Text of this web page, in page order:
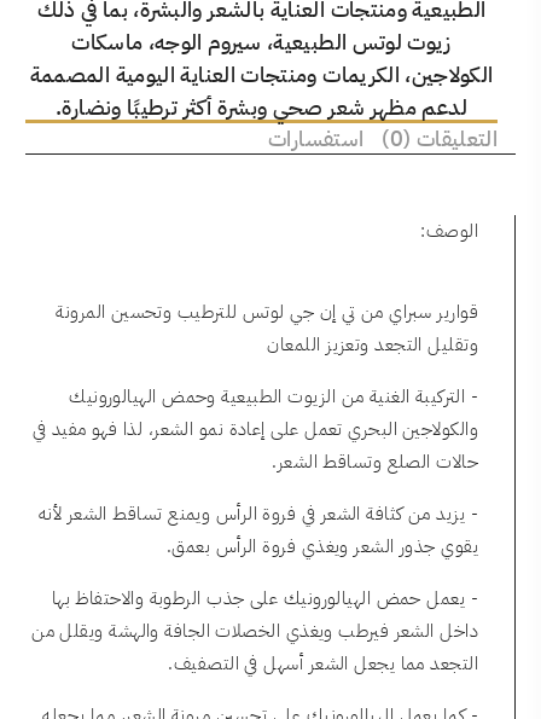
الطبيعية ومنتجات العناية بالشعر والبشرة، بما في ذلك
زيوت لوتس الطبيعية، سيروم الوجه، ماسكات
الكولاجين، الكريمات ومنتجات العناية اليومية المصممة
لدعم مظهر شعر صحي وبشرة أكثر ترطيبًا ونضارة.
التعليقات (0)
استفسارات
الوصف:
قوارير سبراي من تي إن جي لوتس للترطيب وتحسين المرونة
وتقليل التجعد وتعزيز اللمعان
- التركيبة الغنية من الزيوت الطبيعية وحمض الهيالورونيك
والكولاجين البحري تعمل على إعادة نمو الشعر، لذا فهو مفيد في
حالات الصلع وتساقط الشعر.
- يزيد من كثافة الشعر في فروة الرأس ويمنع تساقط الشعر لأنه
يقوي جذور الشعر ويغذي فروة الرأس بعمق.
- يعمل حمض الهيالورونيك على جذب الرطوبة والاحتفاظ بها
داخل الشعر فيرطب ويغذي الخصلات الجافة والهشة ويقلل من
التجعد مما يجعل الشعر أسهل في التصفيف.